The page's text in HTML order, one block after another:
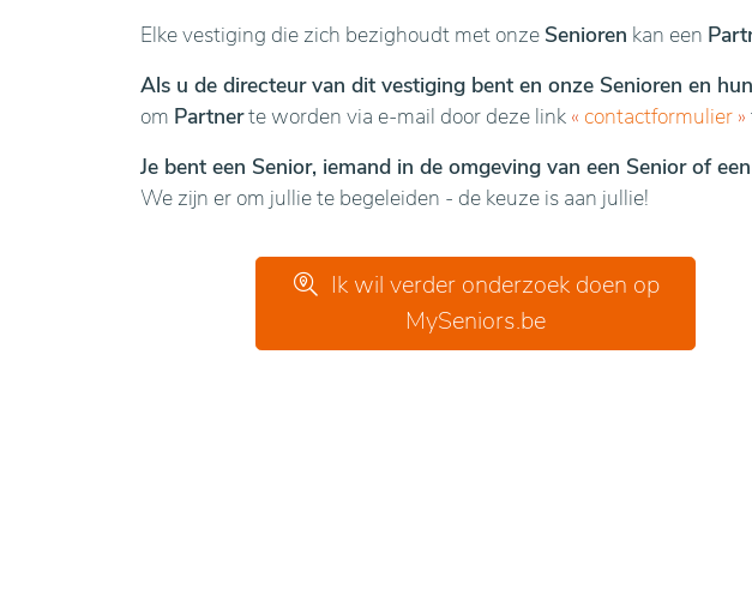
Elke vestiging die zich bezighoudt met onze Senioren kan een
Als u de directeur van dit vestiging bent en onze Senioren en
om Partnerte worden via e-mail door deze link « contactformulier »
Je bent een Senior, iemand in de omgeving van een Senior of
We zijn er om jullie te begeleiden - de keuze is aan jullie!
Ik wil verder onderzoek doen op
MySeniors.be